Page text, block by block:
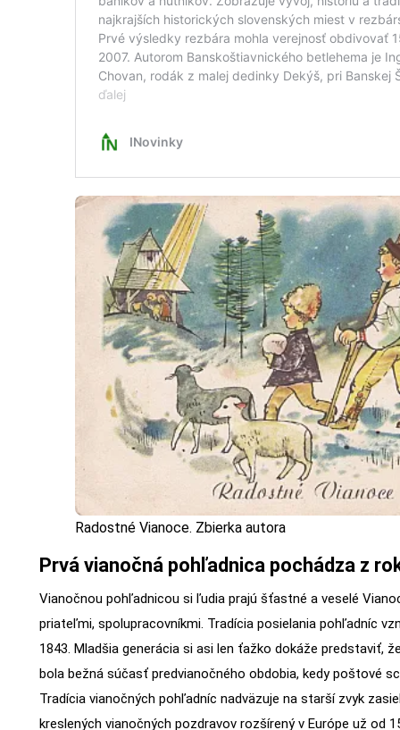
Radostné Vianoce. Zbierka autora
Prvá vianočná pohľadnica pochádza z
Vianočnou pohľadnicou si ľudia prajú šťastné a veselé
priateľmi, spolupracovníkmi. Tradícia posielania pohľadníc
1843. Mladšia generácia si asi len ťažko dokáže predstaviť,
bola bežná súčasť predvianočného obdobia, kedy poštové
Tradícia vianočných pohľadníc nadväzuje na starší zvyk
kreslených vianočných pozdravov rozšírený v Európe už od